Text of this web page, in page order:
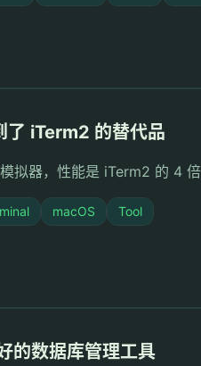
iTerm2 的替代品
拟器，性能是 iTerm2 的 4 倍
macOS Tool
的数据库管理工具